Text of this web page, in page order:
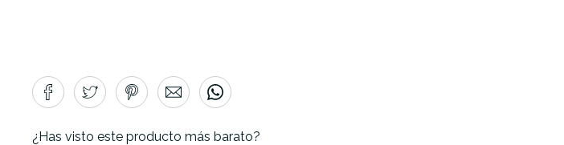
¿Has visto este producto más barato?